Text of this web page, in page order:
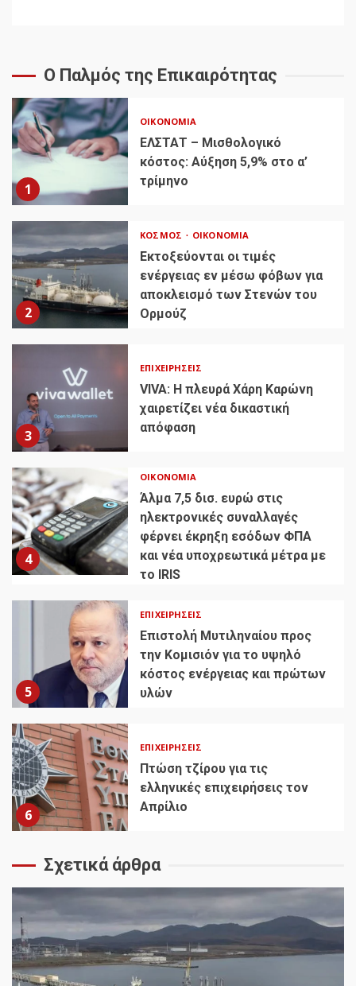
Ο Παλμός της Επικαιρότητας
1
ΟΙΚΟΝΟΜΊΑ
ΕΛΣΤΑΤ – Μισθολογικό
κόστος: Αύξηση 5,9% στο α’
τρίμηνο
2
ΚΌΣΜΟΣ ΟΙΚΟΝΟΜΊΑ
Εκτοξεύονται οι τιμές
ενέργειας εν μέσω φόβων για
αποκλεισμό των Στενών του
Ορμούζ
3
ΕΠΙΧΕΙΡΉΣΕΙΣ
VIVA: Η πλευρά Χάρη Καρώνη
χαιρετίζει νέα δικαστική
απόφαση
4
ΟΙΚΟΝΟΜΊΑ
Άλμα 7,5 δισ. ευρώ στις
ηλεκτρονικές συναλλαγές
φέρνει έκρηξη εσόδων ΦΠΑ
και νέα υποχρεωτικά μέτρα με
το IRIS
5
ΕΠΙΧΕΙΡΉΣΕΙΣ
Επιστολή Μυτιληναίου προς
την Κομισιόν για το υψηλό
κόστος ενέργειας και πρώτων
υλών
6
ΕΠΙΧΕΙΡΉΣΕΙΣ
Πτώση τζίρου για τις
ελληνικές επιχειρήσεις τον
Απρίλιο
Σχετικά άρθρα